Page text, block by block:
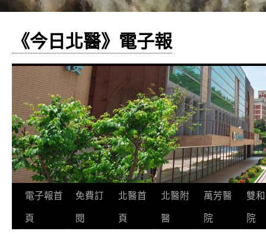
《今日北醫》電子報
跳
至
電子報首
頁
免費訂
閱
北醫首
頁
北醫附
醫
萬芳醫
院
雙
院